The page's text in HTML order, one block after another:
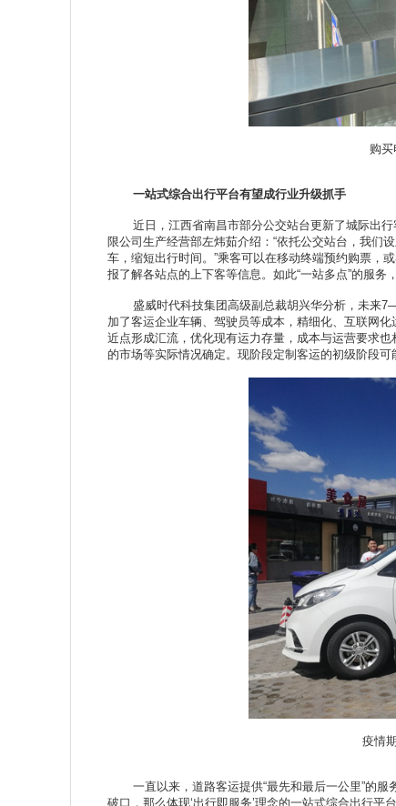
购
一站式综合出行平台有望成行业升级抓手
近日，江西省南昌市部分公交站台更新了城际出行
限公司生产经营部左炜茹介绍：“依托公交站台，我们
车，缩短出行时间。”乘客可以在移动终端预约购票，
报了解各站点的上下客等信息。如此“一站多点”的服
盛威时代科技集团高级副总裁胡兴华分析，未来7—9
加了客运企业车辆、驾驶员等成本，精细化、互联网
近点形成汇流，优化现有运力存量，成本与运营要求
的市场等实际情况确定。现阶段定制客运的初级阶段可
疫情
一直以来，道路客运提供“最先和最后一公里”的服
破口，那么体现‘出行即服务’理念的一站式综合出行